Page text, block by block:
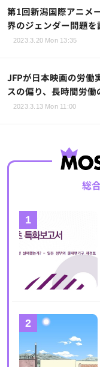
第1回新潟国際アニメ
界のジェンダー問題
2023.3.20 Mon 13:35
JFPが日本映画の労働
スの偏り、長時間労
2023.3.13 Mon 11:00
総